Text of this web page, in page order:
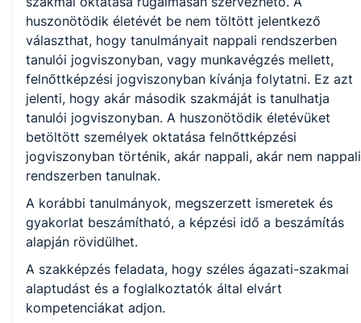
huszonötödik életévét be nem töltött jelentkező
választhat, hogy tanulmányait nappali rendszerben
tanulói jogviszonyban, vagy munkavégzés mellett,
felnőttképzési jogviszonyban kívánja folytatni. Ez azt
jelenti, hogy akár második szakmáját is tanulhatja
tanulói jogviszonyban. A huszonötödik életévüket
betöltött személyek oktatása felnőttképzési
jogviszonyban történik, akár nappali, akár nem nappali
rendszerben tanulnak.
A korábbi tanulmányok, megszerzett ismeretek és
gyakorlat beszámítható, a képzési idő a beszámítás
alapján rövidülhet.
A szakképzés feladata, hogy széles ágazati-szakmai
alaptudást és a foglalkoztatók által elvárt
kompetenciákat adjon.